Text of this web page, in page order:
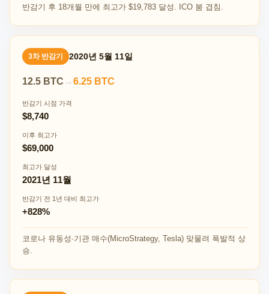
반감기 후 18개월 만에 최고가 $19,783 달성. ICO 붐 겹침.
3차 반감기 2020년 5월 11일
12.5 BTC →6.25 BTC
반감기 시점 가격
$8,740
이후 최고가
$69,000
최고가 달성
2021년 11월
반감기 전 1년 대비 최고가
+828%
코로나 유동성·기관 매수(MicroStrategy, Tesla) 맞물려 폭발적 상
승.